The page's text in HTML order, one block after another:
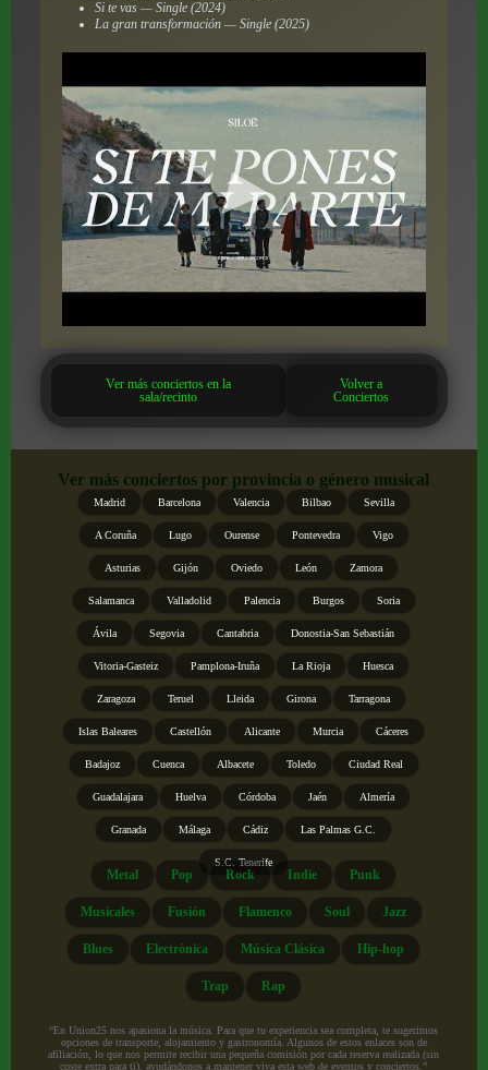
Si te vas — Single (2024)
La gran transformación — Single (2025)
Ver más conciertos en la
sala/recinto
Volver a
Conciertos
Ver más conciertos por provincia o género musical
Madrid Barcelona Valencia Bilbao Sevilla
A Coruña Lugo Ourense Pontevedra Vigo
Asturias Gijón Oviedo León Zamora
Salamanca Valladolid Palencia Burgos Soria
Ávila Segovia Cantabria Donostia-San Sebastián
Vitoria-Gasteiz Pamplona-Iruña La Rioja Huesca
Zaragoza Teruel Lleida Girona Tarragona
Islas Baleares Castellón Alicante Murcia Cáceres
Badajoz Cuenca Albacete Toledo Ciudad Real
Guadalajara Huelva Córdoba Jaén Almería
Granada Málaga Cádiz Las Palmas G.C.
S.C. Tenerife
Metal Pop Rock Indie Punk
Musicales Fusión Flamenco Soul Jazz
Blues Electrónica Música Clásica Hip-hop
Trap Rap
“En Union25 nos apasiona la música. Para que tu experiencia sea completa, te sugerimos
opciones de transporte, alojamiento y gastronomía. Algunos de estos enlaces son de
afiliación, lo que nos permite recibir una pequeña comisión por cada reserva realizada (sin
coste extra para ti), ayudándonos a mantener viva esta web de eventos y conciertos.”